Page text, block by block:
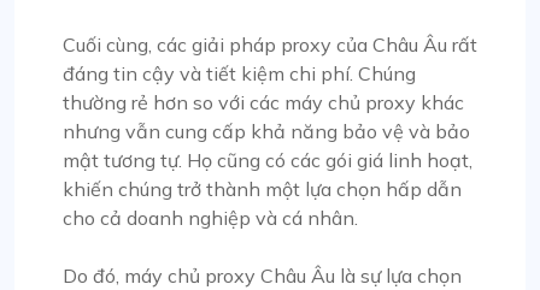
Nhìn chung, trải nghiệm của tôi với
Proxycompass rất thuận lợi. Họ là nhà cung cấp
đáng khen ngợi trên thị trường proxy và tôi rất
vui được tiếp tục hợp tác với họ.
Michael Bickerstaff
Cuối cùng, các giải pháp proxy của Châu Âu rất
đáng tin cậy và tiết kiệm chi phí. Chúng
thường rẻ hơn so với các máy chủ proxy khác
nhưng vẫn cung cấp khả năng bảo vệ và bảo
mật tương tự. Họ cũng có các gói giá linh hoạt,
khiến chúng trở thành một lựa chọn hấp dẫn
cho cả doanh nghiệp và cá nhân.
Do đó, máy chủ proxy Châu Âu là sự lựa chọn